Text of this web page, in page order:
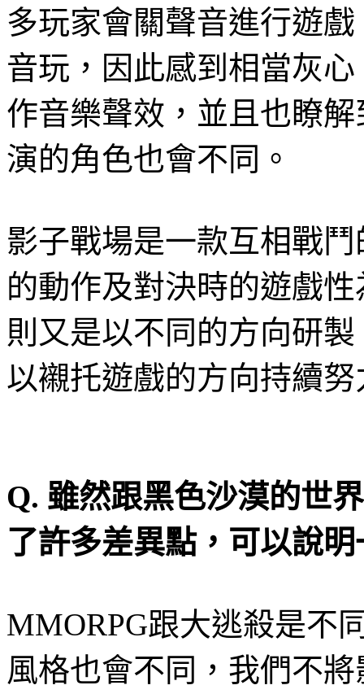
多玩家會關聲音進行遊
音玩，因此感到相當灰
作音樂聲效，並且也瞭
演的角色也會不同。
影子戰場是一款互相戰
的動作及對決時的遊戲
則又是以不同的方向研
以襯托遊戲的方向持續
Q. 雖然跟黑色沙漠的世
了許多差異點，可以說
MMORPG跟大逃殺是不
風格也會不同，我們不